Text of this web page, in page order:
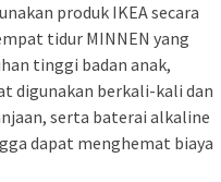
produk IKEA secara
tidur MINNEN yang
tinggi badan anak,
digunakan berkali-kali dan
serta baterai alkaline
dapat menghemat biaya